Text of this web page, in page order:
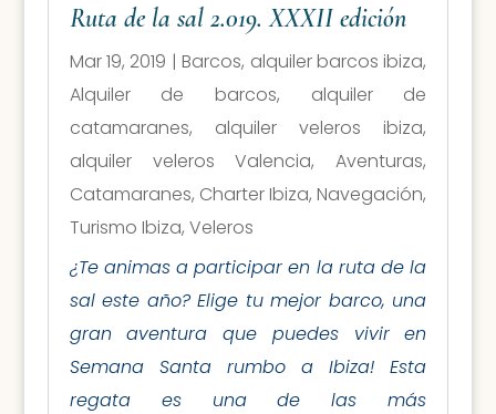
Ruta de la sal 2.019. XXXII edición
Mar 19, 2019 |Barcos, alquiler barcos ibiza,
Alquiler de barcos, alquiler de
catamaranes, alquiler veleros ibiza,
alquiler veleros Valencia,Aventuras,
Catamaranes, Charter Ibiza,Navegación,
Turismo Ibiza, Veleros
¿Te animas a participar en la ruta de la
sal este año? Elige tu mejor barco, una
gran aventura que puedes vivir en
Semana Santa rumbo a Ibiza! Esta
regata es una de las más